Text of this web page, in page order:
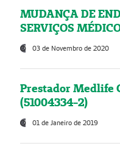
MUDANÇA DE
SERVIÇOS
03 de Novembro de 2020
Prestador Medlife
(51004334-2)
01 de Janeiro de 2019